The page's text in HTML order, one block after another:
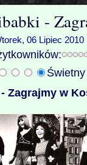
-
06 Lipiec
Zagrajmy w